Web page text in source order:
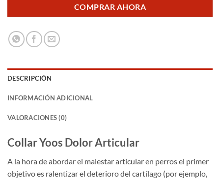
COMPRAR AHORA
DESCRIPCIÓN
INFORMACIÓN ADICIONAL
VALORACIONES (0)
Collar Yoos Dolor Articular
A la hora de abordar el malestar articular en perros el primer
objetivo es ralentizar el deterioro del cartílago (por ejemplo,